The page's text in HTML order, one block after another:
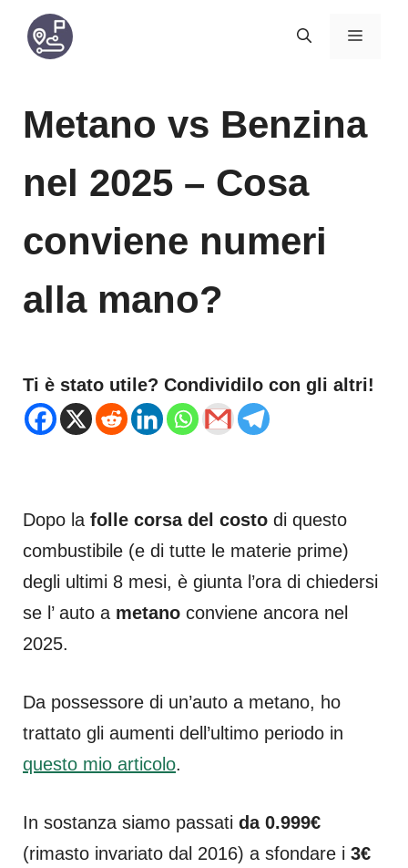
MENU
Metano vs Benzina
nel 2025 – Cosa
conviene numeri
alla mano?
Ti è stato utile? Condividilo con gli altri!
Dopo la folle corsa del costo di questo
combustibile (e di tutte le materie prime)
degli ultimi 8 mesi, è giunta l’ora di chiedersi
se l’ auto a metano conviene ancora nel
2025.
Da possessore di un’auto a metano, ho
trattato gli aumenti dell’ultimo periodo in
questo mio articolo.
In sostanza siamo passati da 0.999€
(rimasto invariato dal 2016) a sfondare i 3€